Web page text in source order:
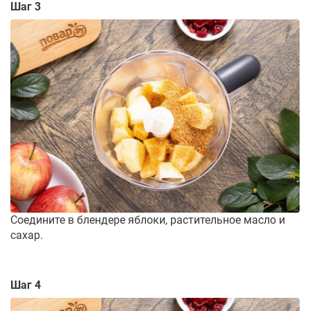
Шаг 3
Соедините в блендере яблоки, растительное масло и
сахар.
Шаг 4